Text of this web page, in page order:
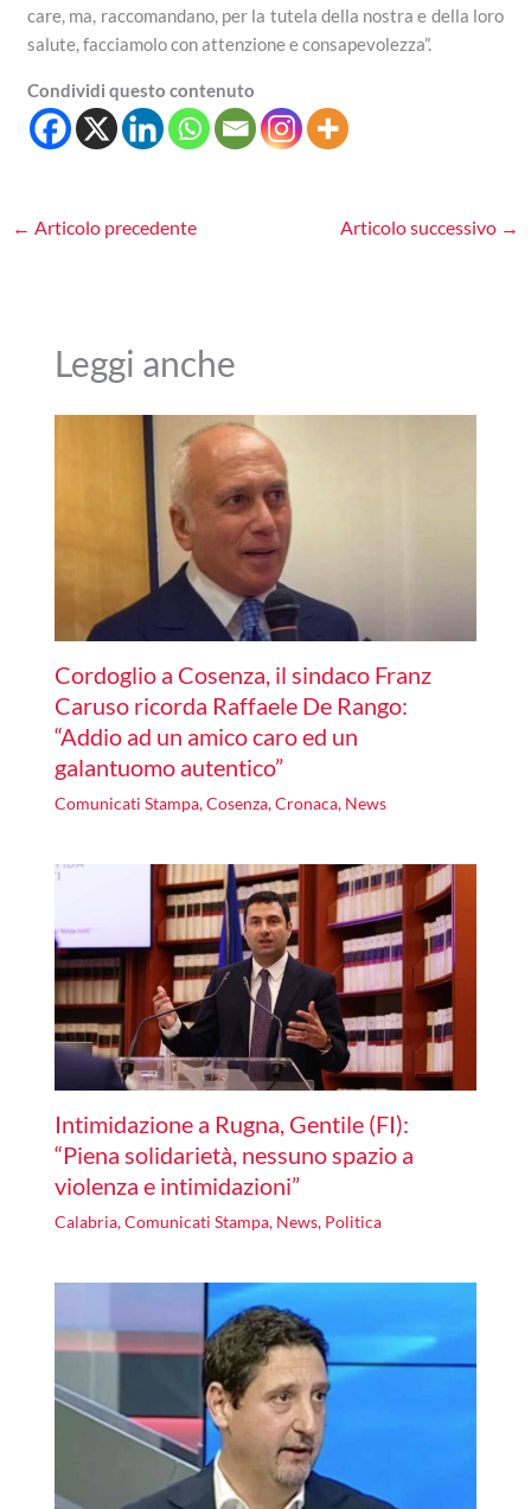
care, ma, raccomandano, per la tutela della nostra e della loro
salute, facciamolo con attenzione e consapevolezza”.
Condividi questo contenuto
← Articolo precedente Articolo successivo →
Leggi anche
Cordoglio a Cosenza, il sindaco Franz
Caruso ricorda Raffaele De Rango:
“Addio ad un amico caro ed un
galantuomo autentico”
Comunicati Stampa,Cosenza,Cronaca, News
Intimidazione a Rugna, Gentile (FI):
“Piena solidarietà, nessuno spazio a
violenza e intimidazioni”
Calabria,Comunicati Stampa, News, Politica